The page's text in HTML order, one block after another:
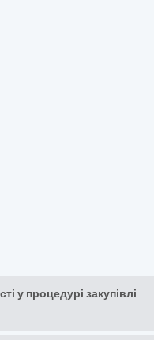
у процедурі закупівлі